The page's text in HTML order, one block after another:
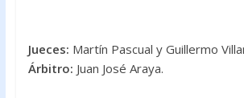
Jueces: Martín Pascual y Guillermo
Árbitro: Juan José Araya.